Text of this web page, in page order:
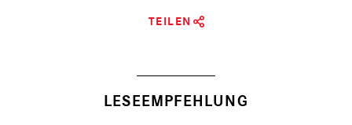
TEILEN
LESEEMPFEHLUNG